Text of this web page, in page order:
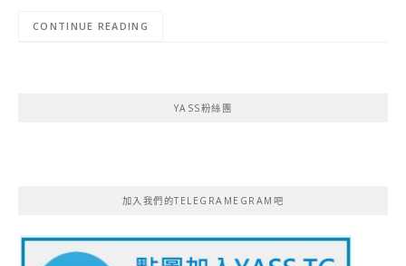
CONTINUE READING
YASS粉絲團
加入我們的TELEGRAMEGRAM吧